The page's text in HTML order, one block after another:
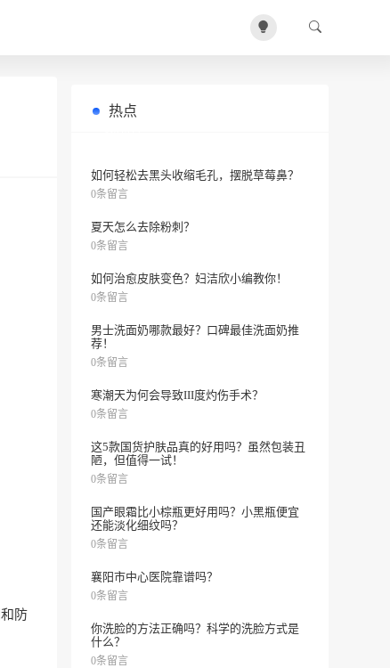
防
热点
如何轻松去黑头收缩毛孔，摆脱草莓鼻？
0条留言
夏天怎么去除粉刺？
0条留言
如何治愈皮肤变色？妇洁欣小编教你！
0条留言
男士洗面奶哪款最好？口碑最佳洗面奶推
荐！
0条留言
寒潮天为何会导致III度灼伤手术？
0条留言
这5款国货护肤品真的好用吗？虽然包装丑
陋，但值得一试！
0条留言
国产眼霜比小棕瓶更好用吗？小黑瓶便宜
还能淡化细纹吗？
0条留言
襄阳市中心医院靠谱吗？
0条留言
你洗脸的方法正确吗？科学的洗脸方式是
什么？
0条留言